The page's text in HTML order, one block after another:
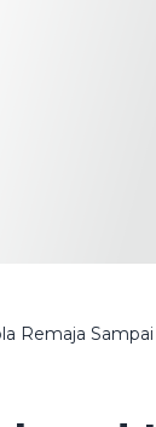
Remaja